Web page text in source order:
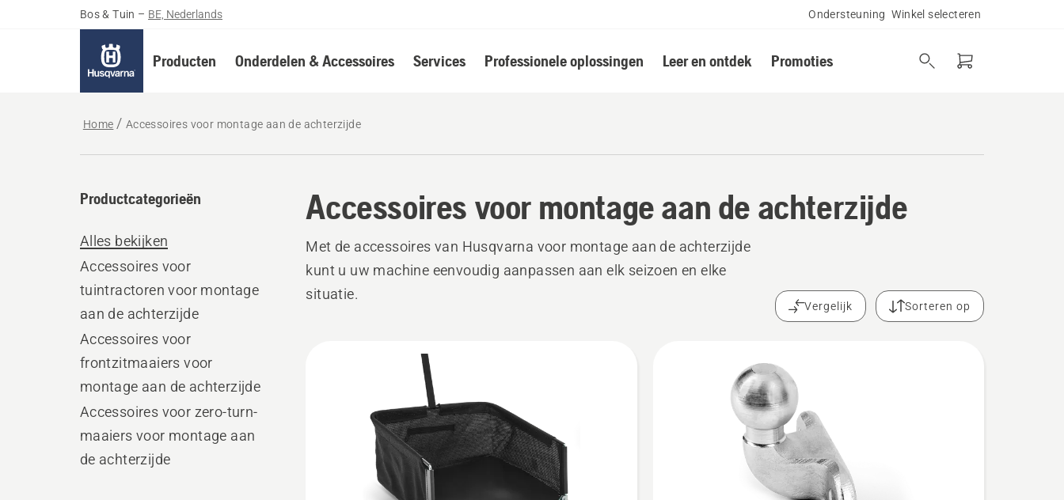
Bos & Tuin – BE, Nederlands Ondersteuning Winkel selecteren
Producten Onderdelen & Accessoires Services Professionele oplossingen Leer en ontdek Promoties
Home Accessoires voor montage aan de achterzijde
Accessoires voor montage aan de achterzijde
Productcategorieën
Alles bekijken
Accessoires voor
tuintractoren voor montage
aan de achterzijde
Accessoires voor
frontzitmaaiers voor
montage aan de achterzijde
Accessoires voor zero-turn-
maaiers voor montage aan
de achterzijde
Met de accessoires van Husqvarna voor montage aan de achterzijde
kunt u uw machine eenvoudig aanpassen aan elk seizoen en elke
situatie.
Vergelijk Sorteren op